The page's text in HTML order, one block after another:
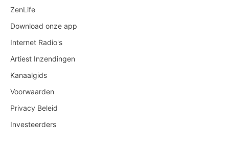
ZenLife
Download onze app
Internet Radio's
Artiest Inzendingen
Kanaalgids
Voorwaarden
Privacy Beleid
Investeerders